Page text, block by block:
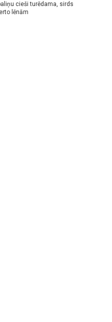
cieši turēdama, sirds
lēnām